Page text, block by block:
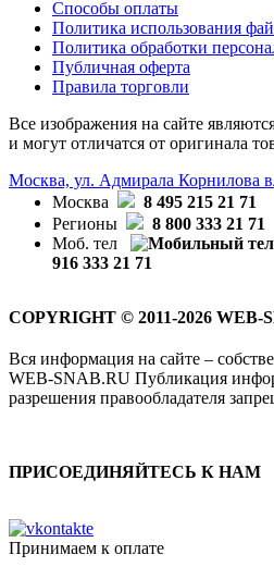
Способы оплаты
Политика использования
Политика обработки
Публичная оферта
Правила торговли
Все изображения на сайте
и могут отличатся от оригинала
Москва, ул. Адмирала Корнилова
Москва
8 495 215 21 71
Регионы
8 800 333 21 71
Моб. тел
916 333 21 71
COPYRIGHT © 2011-2026 WEB-
Вся информация на сайте –
WEB-SNAB.RU Публикация
разрешения правообладателя
ПРИСОЕДИНЯЙТЕСЬ К НАМ
Принимаем к оплате